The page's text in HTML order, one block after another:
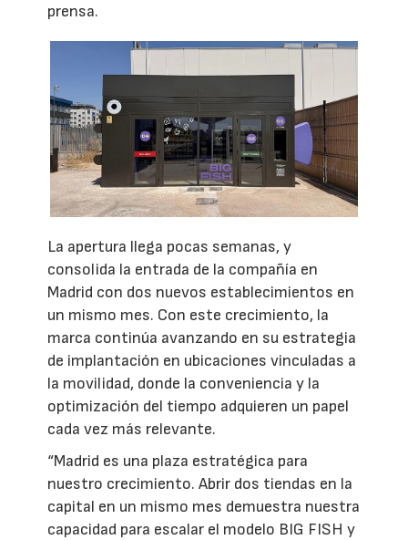
prensa.
La apertura llega pocas semanas, y
consolida la entrada de la compañía en
Madrid con dos nuevos establecimientos en
un mismo mes. Con este crecimiento, la
marca continúa avanzando en su estrategia
de implantación en ubicaciones vinculadas a
la movilidad, donde la conveniencia y la
optimización del tiempo adquieren un papel
cada vez más relevante.
“Madrid es una plaza estratégica para
nuestro crecimiento. Abrir dos tiendas en la
capital en un mismo mes demuestra nuestra
capacidad para escalar el modelo BIG FISH y